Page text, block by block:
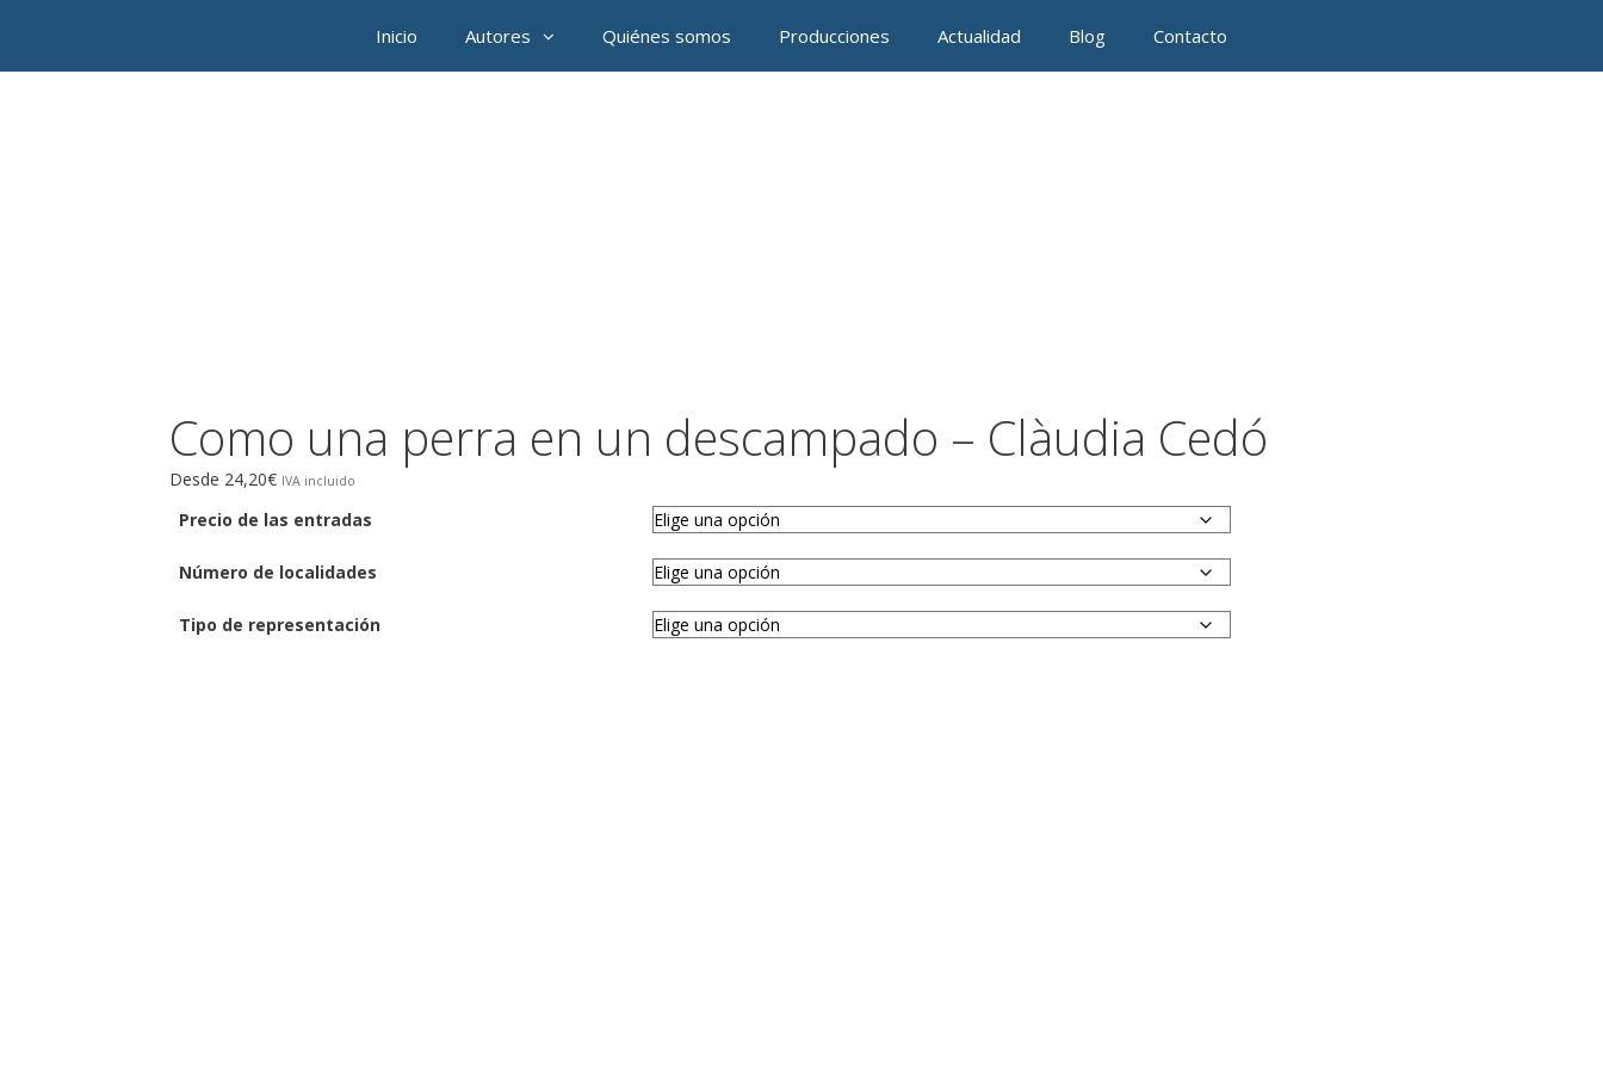
Inicio Autores Quiénes somos Producciones Actualidad Blog Contacto
Como una perra en un descampado – Clàudia Cedó
Desde 24,20€
Precio de las entradas
Número de localidades
Tipo de representación